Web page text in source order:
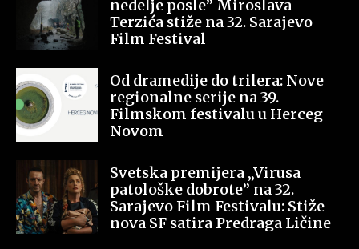
nedelje posle” Miroslava
Terzića stiže na 32. Sarajevo
Film Festival
Od dramedije do trilera: Nove
regionalne serije na 39.
Filmskom festivalu u Herceg
Novom
Svetska premijera „Virusa
patološke dobrote” na 32.
Sarajevo Film Festivalu: Stiže
nova SF satira Predraga Ličine